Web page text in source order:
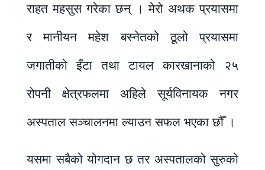
राहत महसुस गरेका छन् । मेरो अथक प्रयासमा
र मानीयन महेश बस्नेतको ठूलो प्रयासमा
जगातीको इँटा तथा टायल कारखानाको २५
रोपनी क्षेत्रफलमा अहिले सूर्यविनायक नगर
अस्पताल सञ्चालनमा ल्याउन सफल भएका छौँ ।
यसमा सबैको योगदान छ तर अस्पतालको सुरुको